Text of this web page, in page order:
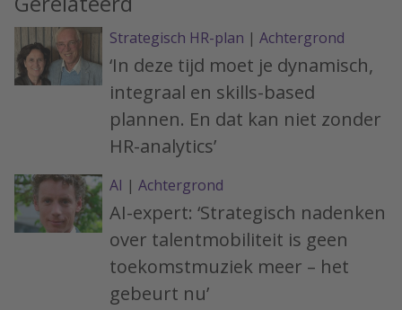
Strategisch HR-plan | Achtergrond
‘In deze tijd moet je dynamisch,
integraal en skills-based
plannen. En dat kan niet zonder
HR-analytics’
AI | Achtergrond
AI-expert: ‘Strategisch nadenken
over talentmobiliteit is geen
toekomstmuziek meer – het
gebeurt nu’